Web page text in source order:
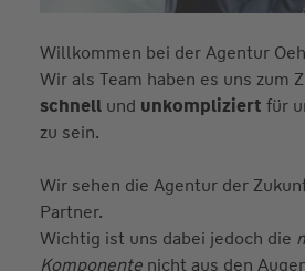
Willkommen bei der Agentur
Wir als Team haben es uns zum
schnell und unkompliziert für
zu sein.
Wir sehen die Agentur der
Partner.
Wichtig ist uns dabei jedoch die
Komponentenicht aus den